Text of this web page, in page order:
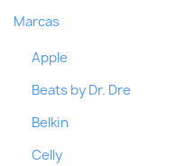
Marcas
Apple
Beats by Dr. Dre
Belkin
Celly